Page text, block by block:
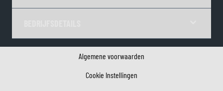
Algemene voorwaarden
Cookie Instellingen